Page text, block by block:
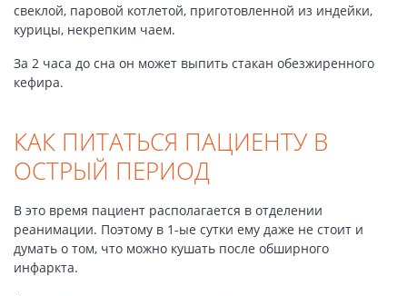
свеклой, паровой котлетой, приготовленной из индейки,
курицы, некрепким чаем.
За 2 часа до сна он может выпить стакан обезжиренного
кефира.
КАК ПИТАТЬСЯ ПАЦИЕНТУ В
ОСТРЫЙ ПЕРИОД
В это время пациент располагается в отделении
реанимации. Поэтому в 1-ые сутки ему даже не стоит и
думать о том, что можно кушать после обширного
инфаркта.